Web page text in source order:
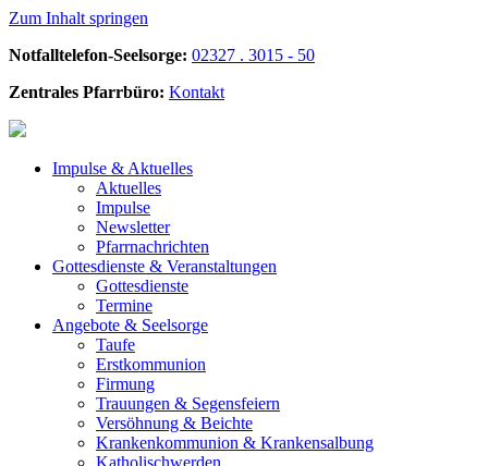
Zum Inhalt springen
Notfalltelefon-Seelsorge: 02327 . 3015 - 50
Zentrales Pfarrbüro: Kontakt
Impulse & Aktuelles
Aktuelles
Impulse
Newsletter
Pfarrnachrichten
Gottesdienste & Veranstaltungen
Gottesdienste
Termine
Angebote & Seelsorge
Taufe
Erstkommunion
Firmung
Trauungen & Segensfeiern
Versöhnung & Beichte
Krankenkommunion & Krankensalbung
Katholischwerden